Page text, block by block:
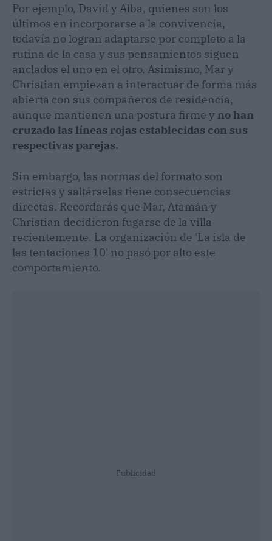
Por ejemplo, David y Alba, quienes son los
últimos en incorporarse a la convivencia,
todavía no logran adaptarse por completo a la
rutina de la casa y sus pensamientos siguen
anclados el uno en el otro. Asimismo, Mar y
Christian empiezan a interactuar de forma más
abierta con sus compañeros de residencia,
aunque mantienen una postura firme y no han
cruzado las líneas rojas establecidas con sus
respectivas parejas.
Sin embargo, las normas del formato son
estrictas y saltárselas tiene consecuencias
directas. Recordarás que Mar, Atamán y
Christian decidieron fugarse de la villa
recientemente. La organización de 'La isla de
las tentaciones 10' no pasó por alto este
comportamiento.
Publicidad